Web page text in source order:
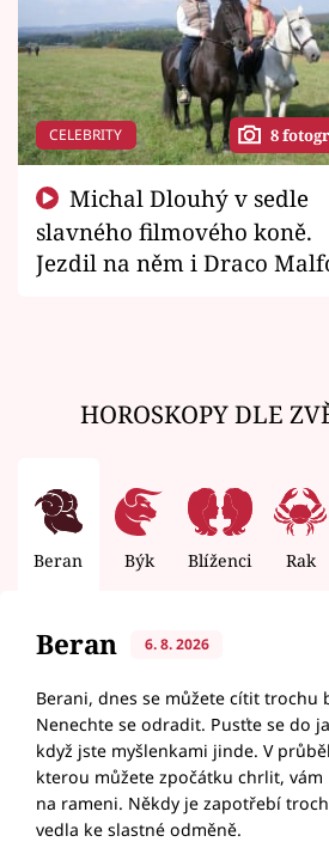
CELEBRITY 8
slavného filmového koně.
Jezdil na něm i Draco
HOROSKOPY DLE
Beran Býk Blíženci Rak
Beran 6. 8. 2026
Berani, dnes se můžete cítit trochu
Nenechte se odradit. Pusťte se do
když jste myšlenkami jinde. V
kterou můžete zpočátku chrlit,
na rameni. Někdy je zapotřebí
vedla ke slastné odměně.